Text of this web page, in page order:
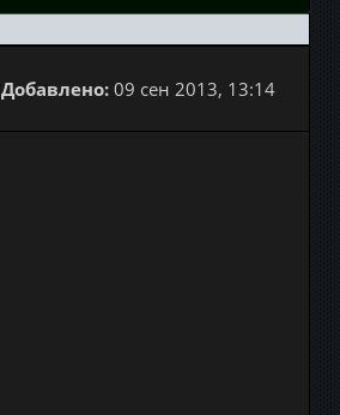
Добавлено: 09 сен 2013, 13:14